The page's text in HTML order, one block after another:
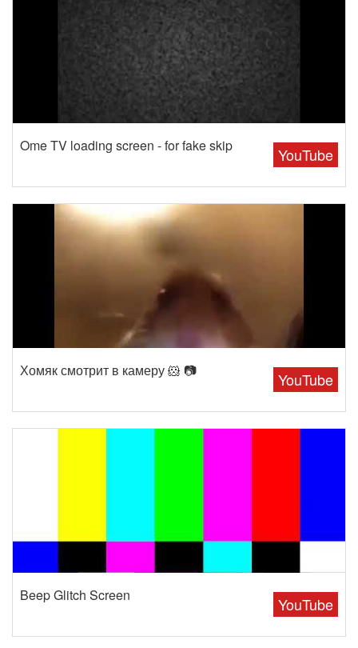
YouTube
Ome TV loading screen - for fake skip
YouTube
Хомяк смотрит в камеру 🐹 📷
YouTube
Beep Glitch Screen